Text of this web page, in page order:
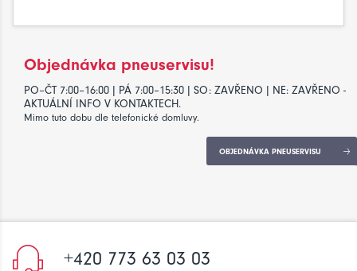
Objednávka pneuservisu!
PO–ČT 7:00–16:00 | PÁ 7:00–15:30 | SO: ZAVŘENO | NE: ZAVŘENO -
AKTUÁLNÍ INFO V KONTAKTECH.
Mimo tuto dobu dle telefonické domluvy.
OBJEDNÁVKA PNEUSERVISU
+420 773 63 03 03